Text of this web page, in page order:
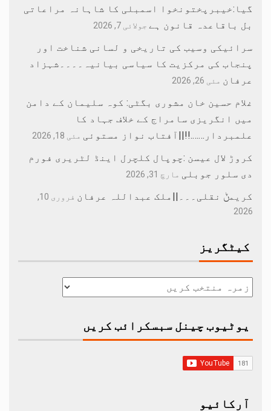
گیا:خیبرپختونخوا اسمبلی کا شاہانہ مراعاتی
بل باقاعدہ قانون ہے جولائی 7, 2026
سرائیکی وسیب کی تاریخی و لسانی شناخت اور
پنجاب کی مرکزیت کا سیاسی بیانیہ۔۔۔۔شہزاد
عرفان مئی 26, 2026
غلام حسین خان مشوری بگٹی: کوہ سلیمان کے دامن
میں انگریزی سامراج کے خلاف جہاد کا
علمبردار…….!!||آفتاب نواز مستوئی مئی 18, 2026
کروڑ لال عیسن :چوپال کلچرل اینڈ لٹریری فورم
دی سلور جوبلی مارچ 31, 2026
کریمݨ نقلی۔۔۔||ملک عبداللہ عرفان
فروری 10,
2026
کیٹگریز
یوٹیوب چینل سبسکرائب کریں
آرکائیو